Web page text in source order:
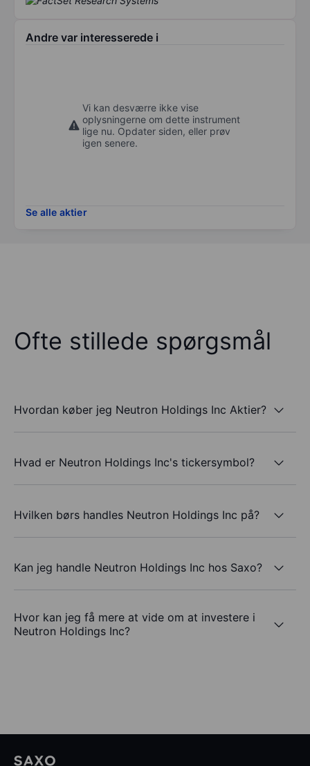
Andre var interesserede i
Vi kan desværre ikke vise
oplysningerne om dette instrument
lige nu. Opdater siden, eller prøv
igen senere.
Se alle aktier
Ofte stillede spørgsmål
Hvordan køber jeg Neutron Holdings Inc Aktier?
Hvad er Neutron Holdings Inc's tickersymbol?
Hvilken børs handles Neutron Holdings Inc på?
Kan jeg handle Neutron Holdings Inc hos Saxo?
Hvor kan jeg få mere at vide om at investere i
Neutron Holdings Inc?